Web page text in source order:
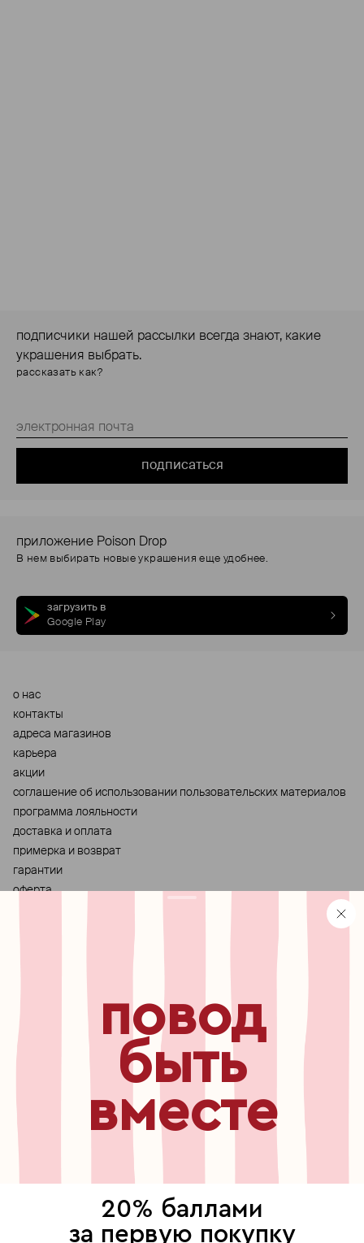
подписчики нашей рассылки всегда знают, какие
украшения выбрать.
рассказать как?
подписаться
приложение Poison Drop
В нем выбирать новые украшения еще удобнее.
загрузить в
Google Play
о нас
контакты
адреса магазинов
карьера
акции
cоглашение об использовании пользовательских материалов
программа лояльности
доставка и оплата
примерка и возврат
гарантии
оферта
бесплатный звонок по России
узнавайте первыми о
новинках, специальных
мероприятиях, скидках и
выберите, где продолжить
повод
быть
вместе
20% баллами
за первую покупку